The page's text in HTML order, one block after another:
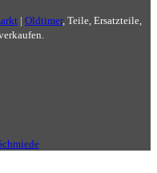
| Oldtimer, Teile, Ersatzteile,